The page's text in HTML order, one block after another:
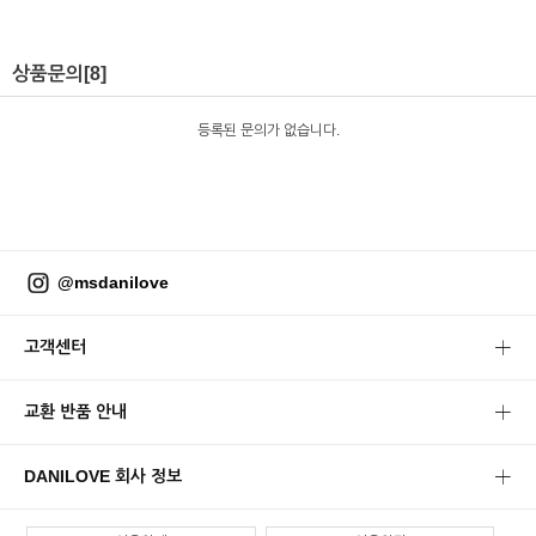
상품문의 [8]
등록된 문의가 없습니다.
@msdanilove
고객센터
교환 반품 안내
DANILOVE 회사 정보